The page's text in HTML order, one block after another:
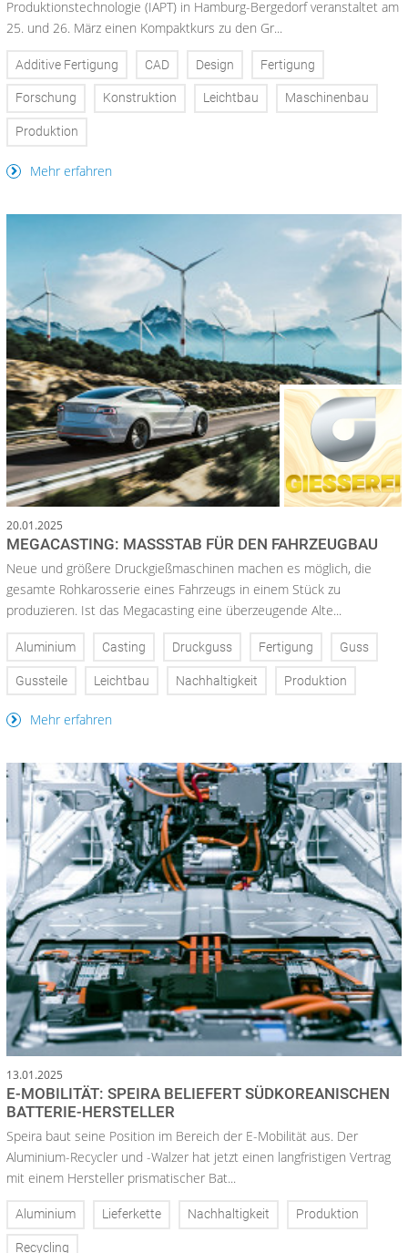
Produktionstechnologie (IAPT) in Hamburg-Bergedorf veranstaltet am
25. und 26. März einen Kompaktkurs zu den Gr...
Additive Fertigung CAD Design Fertigung
Forschung Konstruktion Leichtbau Maschinenbau
Produktion
Mehr erfahren
20.01.2025
MEGACASTING: MASSSTAB FÜR DEN FAHRZEUGBAU
Neue und größere Druckgießmaschinen machen es möglich, die
gesamte Rohkarosserie eines Fahrzeugs in einem Stück zu
produzieren. Ist das Megacasting eine überzeugende Alte...
Aluminium Casting Druckguss Fertigung Guss
Gussteile Leichtbau Nachhaltigkeit Produktion
Mehr erfahren
13.01.2025
E-MOBILITÄT: SPEIRA BELIEFERT SÜDKOREANISCHEN
BATTERIE-HERSTELLER
Speira baut seine Position im Bereich der E-Mobilität aus. Der
Aluminium-Recycler und -Walzer hat jetzt einen langfristigen Vertrag
mit einem Hersteller prismatischer Bat...
Aluminium Lieferkette Nachhaltigkeit Produktion
Recycling